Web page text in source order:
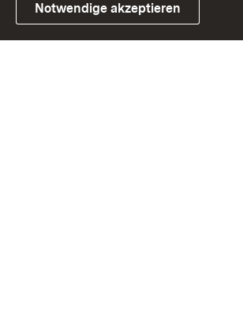
Link zum Landesportal
Notwendige akzeptieren